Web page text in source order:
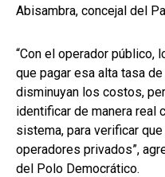
Abisambra, concejal del
“Con el operador público,
que pagar esa alta tasa
disminuyan los costos,
identificar de manera
sistema, para verificar
operadores privados”,
del Polo Democrático.